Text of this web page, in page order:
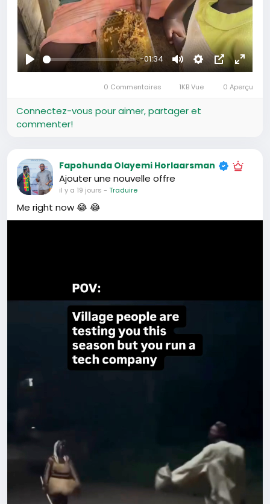
Se
-01:34
MuetSettings
Image
dans
Plein
écran
0 Commentaires 1KB Vue 0 Aperçu
Connectez-vous pour aimer, partager et
commenter!
Fapohunda Olayemi Horlaarsman
Ajouter une nouvelle offre
il y a 19 jours - Traduire
Me right now 😂 😂